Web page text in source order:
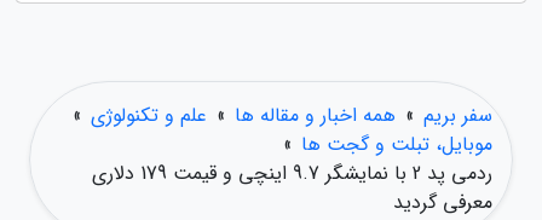
سفر بریم » همه اخبار و مقاله ها » علم و تکنولوژی »
موبایل، تبلت و گجت ها »
ردمی پد 2 با نمایشگر 9.7 اینچی و قیمت 179 دلاری
معرفی گردید